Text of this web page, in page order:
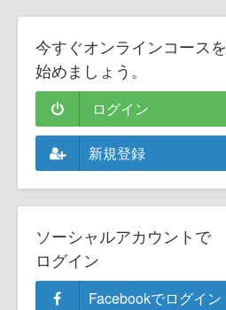
今すぐオンラインコースを
始めましょう。
ログイン
新規登録
ソーシャルアカウントで
ログイン
Facebookでログイン